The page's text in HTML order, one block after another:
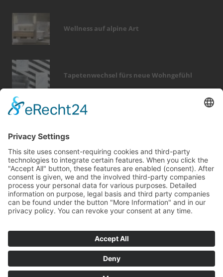
Wellness auf alpine Art
Tapetenwechsel fürs neue Wohngefühl
immobilien photovoltaik wärme
fenster
badezimmer
beratung möbel
finanzierung
fußboden
feuer zaun fotovoltaik
förderung
entfeuchtung
smart home dach holz
heizung